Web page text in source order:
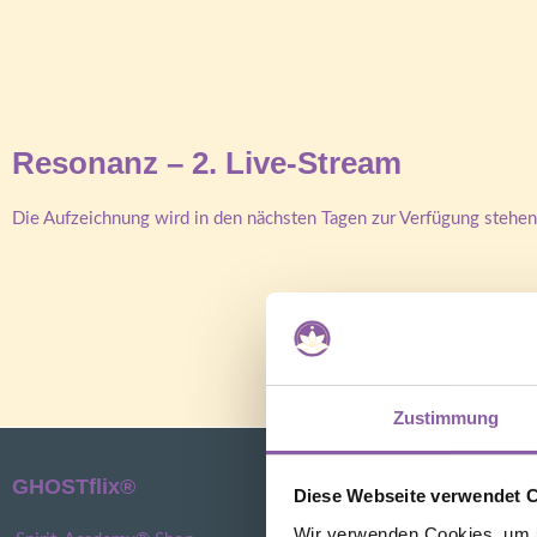
Zustimmung
Diese Webseite verwendet
Resonanz – 2. Live-Stream
Die Aufzeichnung wird in den nächsten Tagen zur Verfügung
GHOSTflix® Rechtliches